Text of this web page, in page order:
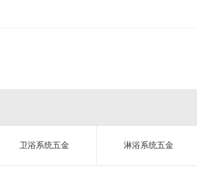
卫浴系统五金 淋浴系统五金